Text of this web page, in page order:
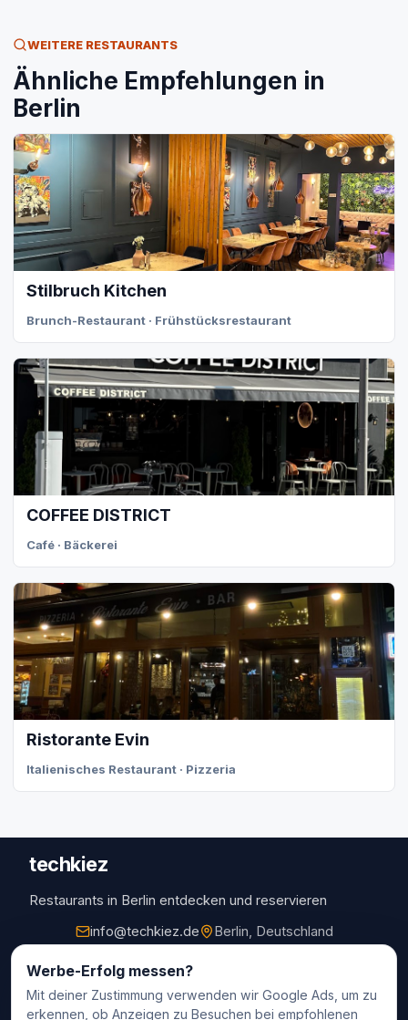
WEITERE RESTAURANTS
Ähnliche Empfehlungen in
Berlin
Stilbruch Kitchen
Brunch-Restaurant · Frühstücksrestaurant
COFFEE DISTRICT
Café · Bäckerei
Ristorante Evin
Italienisches Restaurant · Pizzeria
techkiez
Restaurants in Berlin entdecken und reservieren
info@techkiez.de
Berlin, Deutschland
Restaurants
Restaurantauswahl
Werbe-Erfolg messen?
Mit deiner Zustimmung verwenden wir Google Ads, um zu
erkennen, ob Anzeigen zu Besuchen bei empfohlenen